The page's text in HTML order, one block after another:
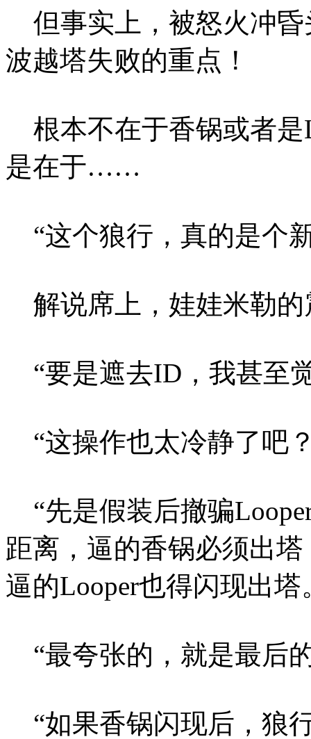
但事实上，被怒火冲昏
波越塔失败的重点！
根本不在于香锅或者是
是在于……
“这个狼行，真的是个
解说席上，娃娃米勒的
“要是遮去ID，我甚至
“这操作也太冷静了吧
“先是假装后撤骗
距离，逼的香锅必须出
逼的Looper也得闪现出塔
“最夸张的，就是最后
“如果香锅闪现后，狼